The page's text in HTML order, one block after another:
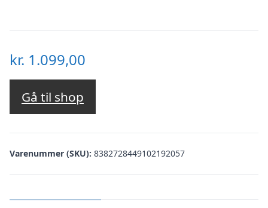
kr. 1.099,00
Gå til shop
Varenummer (SKU): 8382728449102192057